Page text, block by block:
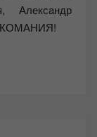
Александр